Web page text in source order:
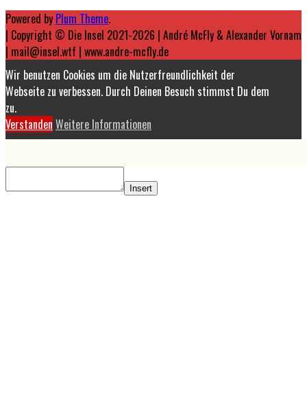
Powered by Plum Theme.
| Copyright © Die Insel 2021-2026 | André McFly & Alexander Vornam
| mail@insel.wtf | www.andre-mcfly.de
Wir benutzen Cookies um die Nutzerfreundlichkeit der
Webseite zu verbessen. Durch Deinen Besuch stimmst Du dem
zu.
Verstanden Weitere Informationen
Insert